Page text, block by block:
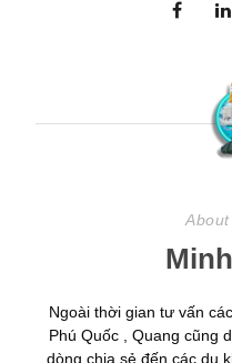
Ngoài thời gian tư vấn
Phú Quốc , Quang cũng
dòng chia sẻ đến các du